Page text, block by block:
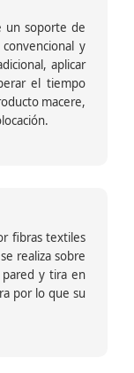
un soporte de
y
aplicar
el tiempo
macere,
fibras textiles
realiza sobre
pared y tira en
por lo que su